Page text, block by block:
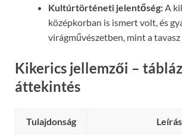
Kultúrtörténeti jelentőség:A
középkorban is ismert volt, és
virágművészetben, mint a
Kikerics jellemzői –
áttekintés
Tulajdonság Leírás